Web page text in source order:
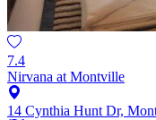
7.4
Nirvana at Montville
14 Cynthia Hunt Dr,